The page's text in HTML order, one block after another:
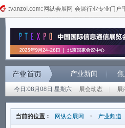
::vanzol.com::网纵会展网-会展行业专业门户
产业新闻
今日:08月08日 星期六 展会动态 展
当前的位置： 网纵会展网 > 产业频道